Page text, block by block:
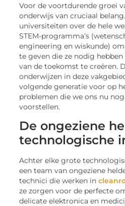
Voor de voortdurende groei
onderwijs van cruciaal
universiteiten over de hele
STEM-programma’s
engineering en wiskunde)
te geven die ze nodig
van de toekomst te creëren.
onderwijzen in deze
volgende generatie voor op
problemen die we ons nu
voorstellen.
De ongeziene
technologische
Achter elke grote
een team van ongeziene
technici die werken in
ze zorgen voor de perfecte
delicate elektronica en